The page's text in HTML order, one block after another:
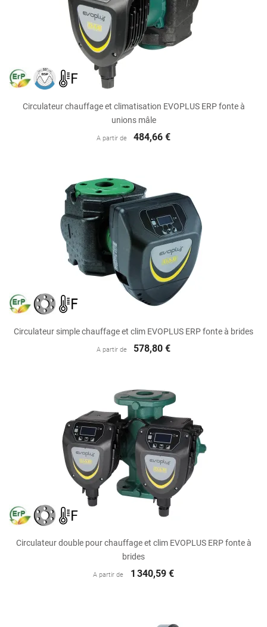
Circulateur chauffage et climatisation EVOPLUS ERP fonte à
unions mâle
A partir de 484,66 €
Circulateur simple chauffage et clim EVOPLUS ERP fonte à brides
A partir de 578,80 €
Circulateur double pour chauffage et clim EVOPLUS ERP fonte à
brides
A partir de 1 340,59 €